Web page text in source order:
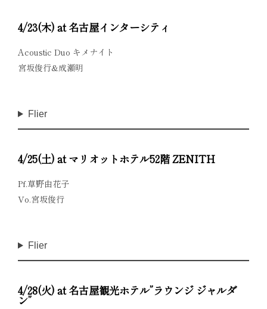
4/23(木) at 名古屋インターシティ
Acoustic Duo キメナイト
宮坂俊行&成瀬明
Flier
4/25(土) at マリオットホテル52階 ZENITH
Pf.草野由花子
Vo.宮坂俊行
Flier
4/28(火) at 名古屋観光ホテル”ラウンジ ジャルダ
ン”